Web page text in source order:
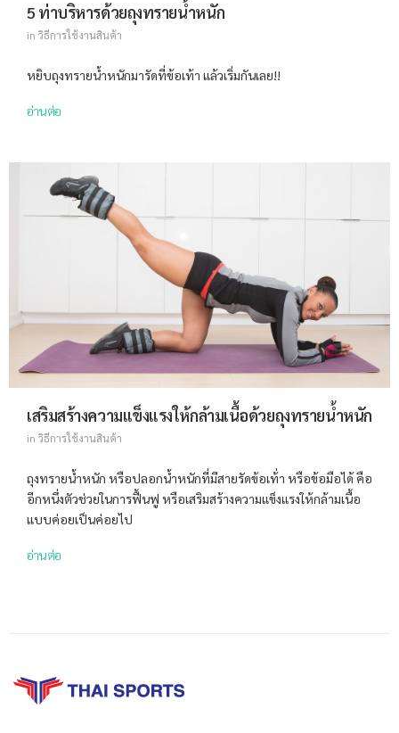
5 ท่าบริหารด้วยถุงทรายน้ำหนัก
in วิธีการใช้งานสินค้า
หยิบถุงทรายน้ำหนักมารัดที่ข้อเท้า แล้วเริ่มกันเลย!!
อ่านต่อ
เสริมสร้างความแข็งแรงให้กล้ามเนื้อด้วยถุงทรายน้ำหนัก
in วิธีการใช้งานสินค้า
ถุงทรายน้ำหนัก หรือปลอกน้ำหนักที่มีสายรัดข้อเท้่า หรือข้อมือได้ คือ
อีกหนึ่งตัวช่วยในการฟื้นฟู หรือเสริมสร้างความแข็งแรงให้กล้ามเนื้อ
แบบค่อยเป็นค่อยไป
อ่านต่อ